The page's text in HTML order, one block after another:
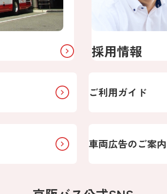
採用情報
ご利用ガイド
車両広告のご案内